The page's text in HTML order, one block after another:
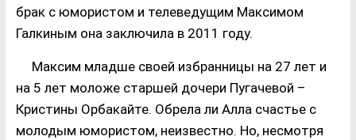
брак с юмористом и телеведущим Максимом
Галкиным она заключила в 2011 году.
Максим младше своей избранницы на 27 лет и
на 5 лет моложе старшей дочери Пугачевой –
Кристины Орбакайте. Обрела ли Алла счастье с
молодым юмористом, неизвестно. Но, несмотря